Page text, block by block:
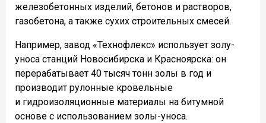
железобетонных изделий, бетонов и растворов,
газобетона, а также сухих строительных смесей.
Например, завод «Технофлекс» использует золу-
уноса станций Новосибирска и Красноярска: он
перерабатывает 40 тысяч тонн золы в год и
производит рулонные кровельные
и гидроизоляционные материалы на битумной
основе с использованием золы-уноса.